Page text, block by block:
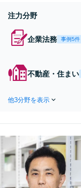
注力分野
企業法務 事例5件
不動産・住まい
他3分野を表示